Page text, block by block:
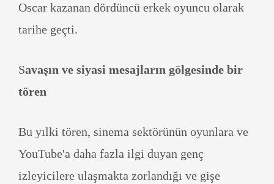
Oscar kazanan dördüncü erkek oyuncu olarak
tarihe geçti.
Savaşın ve siyasi mesajların gölgesinde bir
tören
Bu yılki tören, sinema sektörünün oyunlara ve
YouTube'a daha fazla ilgi duyan genç
izleyicilere ulaşmakta zorlandığı ve gişe